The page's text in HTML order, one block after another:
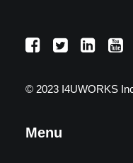
© 2023 I4UWORKS
Menu